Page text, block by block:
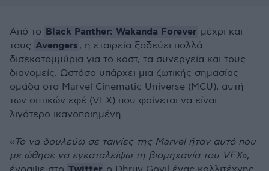
Από το Black Panther: Wakanda Forever μέχρι και
τους Avengers , η εταιρεία ξοδεύει πολλά
δισεκατομμύρια για το καστ, τα συνεργεία και τους
διανομείς. Ωστόσο υπάρχει μια ζωτικής σημασίας
ομάδα στο Marvel Cinematic Universe (MCU), αυτή
των οπτικών εφέ (VFX) που φαίνεται να είναι
λιγότερο ικανοποιημένη.
« Το να δουλεύω σε ταινίες της Marvel ήταν αυτό που
με ώθησε να εγκαταλείψω τη βιομηχανία του VFX»,